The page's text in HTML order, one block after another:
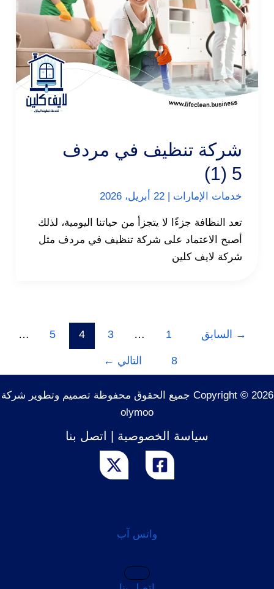
شركة تنظيف في مردف
5 (1)
خدمات الإمارات | 22 أبريل، 2026
تعد النظافة جزءًا لا يتجزأ من حياتنا اليومية، لذلك
أصبح الاعتماد على شركة تنظيف في مردف مثل
شركة لايف كلين
→ السابق 1
…
3
4
5
…
8 التالي ←
Copyright © 2026 جميع الحقوق محفوظة تصميم وتطوير شركة
olymoo
سياسة الخصوصية اتصل بنا
واتس آب